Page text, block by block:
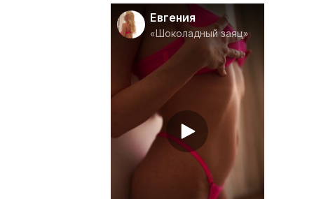
Евгения
«Шоколадный заяц»